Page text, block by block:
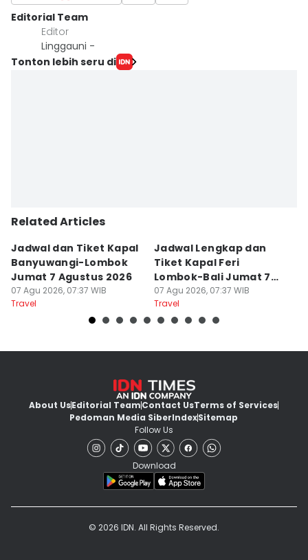
Editorial Team
Editor
Linggauni -
Tonton lebih seru di
Related Articles
Jadwal dan Tiket Kapal
Banyuwangi-Lombok
Jumat 7 Agustus 2026
07 Agu 2026, 07:37 WIB
Travel
Jadwal Lengkap dan
Tiket Kapal Feri
Lombok-Bali Jumat 7
Agustus 2026
07 Agu 2026, 07:37 WIB
Travel
About UsEditorial TeamContact UsTerms of Services
Pedoman Media SiberIndexSitemap
Follow Us
Download
© 2026 IDN. All Rights Reserved.